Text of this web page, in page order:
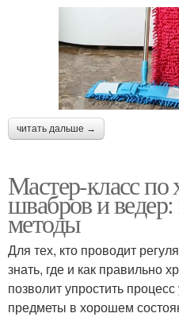
читать дальше →
Мастер-класс
швабров и
методы
Для тех, кто проводит
знать, где и как правильно
позволит упростить
предметы в хорошем